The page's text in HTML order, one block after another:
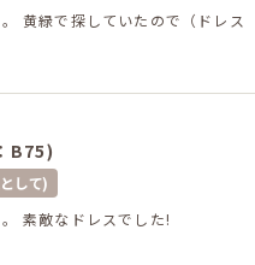
黄緑で探していたので（ドレス
B75)
して)
素敵なドレスでした!